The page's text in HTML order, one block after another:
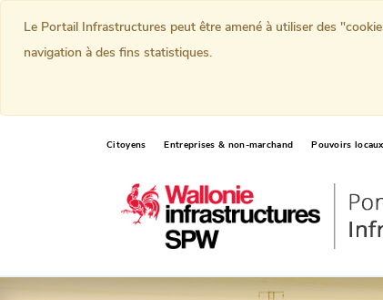
Citoyens Entreprises & non-marchand Pouvoirs locaux
Le Portail Infrastructures peut être amené à utiliser des
navigation à des fins statistiques.